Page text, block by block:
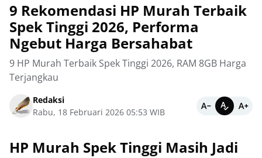
9 Rekomendasi HP Murah Terbaik
Spek Tinggi 2026, Performa
Ngebut Harga Bersahabat
9 HP Murah Terbaik Spek Tinggi 2026, RAM 8GB Harga
Terjangkau
Redaksi
Rabu, 18 Februari 2026 05:53 WIB
HP Murah Spek Tinggi Masih Jadi